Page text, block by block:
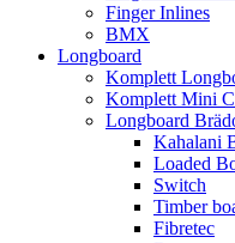
Finger Inlines
BMX
Longboard
Komplett
Komplett Mini
Longboard
Kahalani
Loaded
Switch
Timber
Fibretec